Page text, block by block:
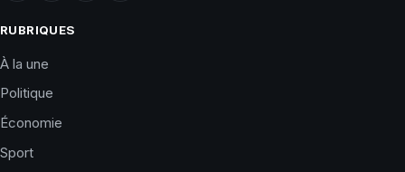
RUBRIQUES
À la une
Politique
Économie
Sport